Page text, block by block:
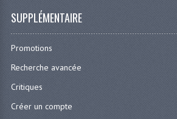
SUPPLÉMENTAIRE
Promotions
Recherche avancée
Critiques
Créer un compte